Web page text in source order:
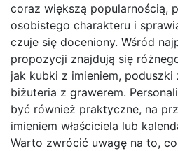
coraz większą popularnością,
osobistego charakteru i
czuje się doceniony. Wśród
propozycji znajdują się
jak kubki z imieniem,
biżuteria z grawerem.
być również praktyczne, na
imieniem właściciela lub
Warto zwrócić uwagę na to,